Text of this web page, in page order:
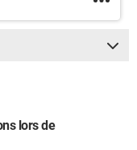
lors de